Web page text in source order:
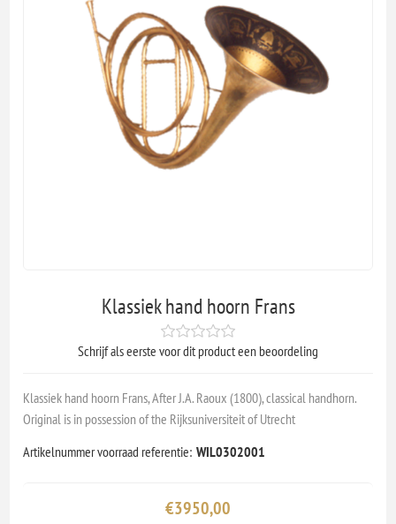
Klassiek hand hoorn Frans
Schrijf als eerste voor dit product een beoordeling
Klassiek hand hoorn Frans, After J.A. Raoux (1800), classical handhorn.
Original is in possession of the Rijksuniversiteit of Utrecht
Artikelnummer voorraad referentie: WIL0302001
€3950,00